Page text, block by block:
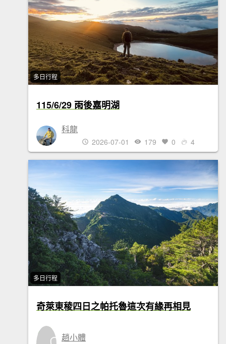
多日行程
115/6/29 雨後嘉明湖
科龍
2026-07-01 179 0 4
多日行程
奇萊東稜四日之帕托魯這次有緣再相見
趙小體